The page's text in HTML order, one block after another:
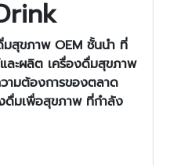
มสุขภาพ OEM ชั้นนำ ที่
ละผลิต เครื่องดื่มสุขภาพ
มต้องการของตลาด
ดื่มเพื่อสุขภาพที่กำลัง